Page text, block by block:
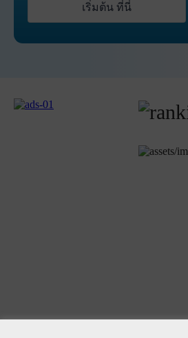
เริ่มต้น ที่นี่